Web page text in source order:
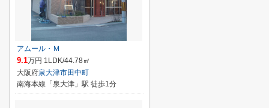
アムール・Ｍ
9.1万円 1LDK/44.78㎡
大阪府泉大津市田中町
南海本線「泉大津」駅 徒歩1分